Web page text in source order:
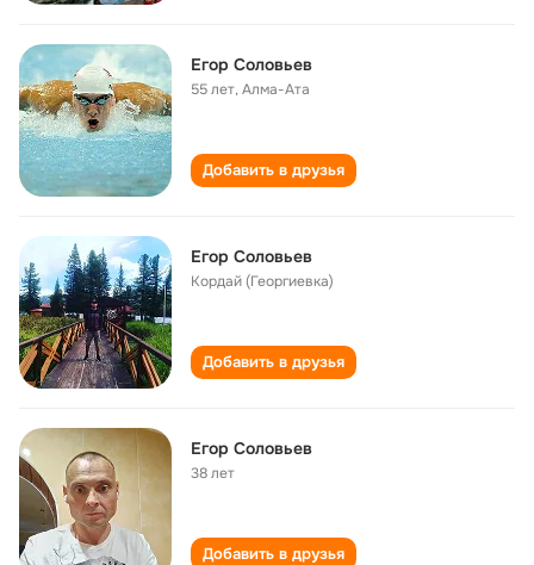
Егор Соловьев
55 лет,Алма-Ата
Добавить в друзья
Егор Соловьев
Кордай (Георгиевка)
Добавить в друзья
Егор Соловьев
38 лет
Добавить в друзья